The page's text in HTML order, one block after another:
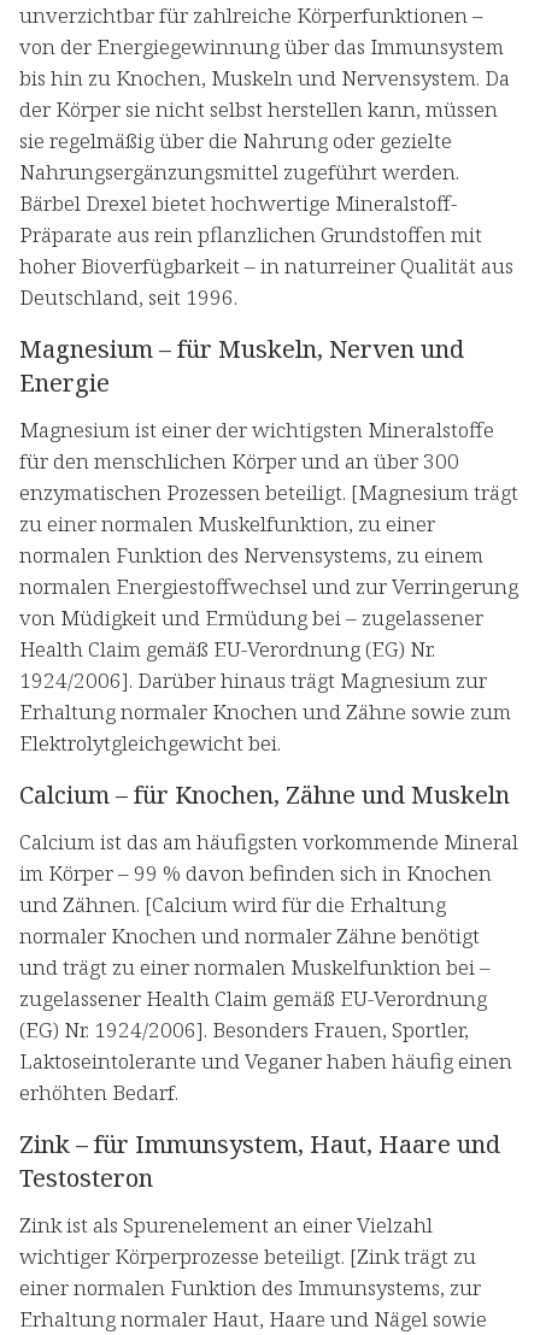
unverzichtbar für zahlreiche Körperfunktionen –
von der Energiegewinnung über das Immunsystem
bis hin zu Knochen, Muskeln und Nervensystem. Da
der Körper sie nicht selbst herstellen kann, müssen
sie regelmäßig über die Nahrung oder gezielte
Nahrungsergänzungsmittel zugeführt werden.
Bärbel Drexel bietet hochwertige Mineralstoff-
Präparate aus rein pflanzlichen Grundstoffen mit
hoher Bioverfügbarkeit – in naturreiner Qualität aus
Deutschland, seit 1996.
Magnesium – für Muskeln, Nerven und
Energie
Magnesium ist einer der wichtigsten Mineralstoffe
für den menschlichen Körper und an über 300
enzymatischen Prozessen beteiligt. [Magnesium trägt
zu einer normalen Muskelfunktion, zu einer
normalen Funktion des Nervensystems, zu einem
normalen Energiestoffwechsel und zur Verringerung
von Müdigkeit und Ermüdung bei – zugelassener
Health Claim gemäß EU-Verordnung (EG) Nr.
1924/2006]. Darüber hinaus trägt Magnesium zur
Erhaltung normaler Knochen und Zähne sowie zum
Elektrolytgleichgewicht bei.
Calcium – für Knochen, Zähne und Muskeln
Calcium ist das am häufigsten vorkommende Mineral
im Körper – 99 % davon befinden sich in Knochen
und Zähnen. [Calcium wird für die Erhaltung
normaler Knochen und normaler Zähne benötigt
und trägt zu einer normalen Muskelfunktion bei –
zugelassener Health Claim gemäß EU-Verordnung
(EG) Nr. 1924/2006]. Besonders Frauen, Sportler,
Laktoseintolerante und Veganer haben häufig einen
erhöhten Bedarf.
Zink – für Immunsystem, Haut, Haare und
Testosteron
Zink ist als Spurenelement an einer Vielzahl
wichtiger Körperprozesse beteiligt. [Zink trägt zu
einer normalen Funktion des Immunsystems, zur
Erhaltung normaler Haut, Haare und Nägel sowie